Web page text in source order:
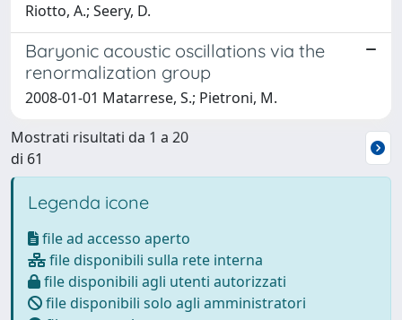
Riotto, A.; Seery, D.
Baryonic acoustic oscillations via the
renormalization group
2008-01-01 Matarrese, S.; Pietroni, M.
Mostrati risultati da 1 a 20
di 61
Legenda icone
file ad accesso aperto
file disponibili sulla rete interna
file disponibili agli utenti autorizzati
file disponibili solo agli amministratori